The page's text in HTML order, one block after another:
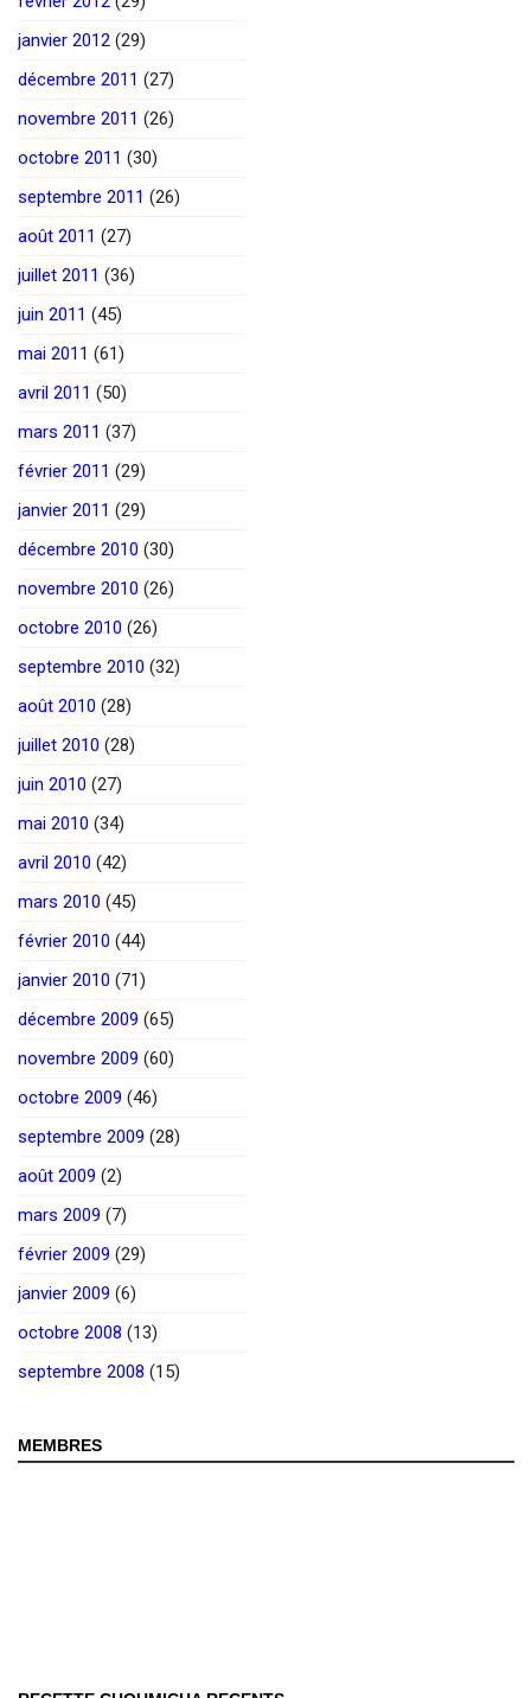
janvier 2012 (29)
décembre 2011 (27)
novembre 2011 (26)
octobre 2011 (30)
septembre 2011 (26)
août 2011 (27)
juillet 2011 (36)
juin 2011 (45)
mai 2011 (61)
avril 2011 (50)
mars 2011 (37)
février 2011 (29)
janvier 2011 (29)
décembre 2010 (30)
novembre 2010 (26)
octobre 2010 (26)
septembre 2010 (32)
août 2010 (28)
juillet 2010 (28)
juin 2010 (27)
mai 2010 (34)
avril 2010 (42)
mars 2010 (45)
février 2010 (44)
janvier 2010 (71)
décembre 2009 (65)
novembre 2009 (60)
octobre 2009 (46)
septembre 2009 (28)
août 2009 (2)
mars 2009 (7)
février 2009 (29)
janvier 2009 (6)
octobre 2008 (13)
septembre 2008 (15)
MEMBRES